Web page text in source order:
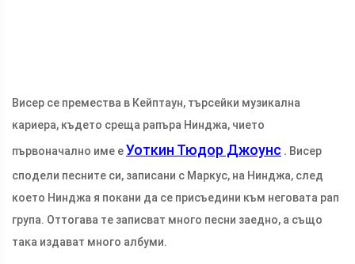
Висер се премества в Кейптаун, търсейки музикална
кариера, където среща рапъра Нинджа, чието
първоначално име еУоткин Тюдор Джоунс . Висер
сподели песните си, записани с Маркус, на Нинджа, след
което Нинджа я покани да се присъедини към неговата рап
група. Оттогава те записват много песни заедно, а също
така издават много албуми.